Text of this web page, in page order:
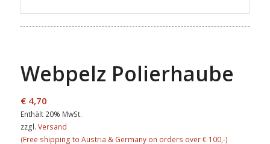
Webpelz Polierhaube
€4,70
Enthält 20% MwSt.
zzgl. Versand